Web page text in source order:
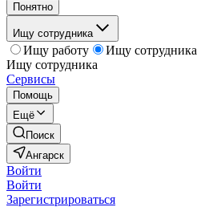
Понятно
Ищу сотрудника
Ищу работу
Ищу сотрудника
Ищу сотрудника
Сервисы
Помощь
Ещё
Поиск
Ангарск
Войти
Войти
Зарегистрироваться